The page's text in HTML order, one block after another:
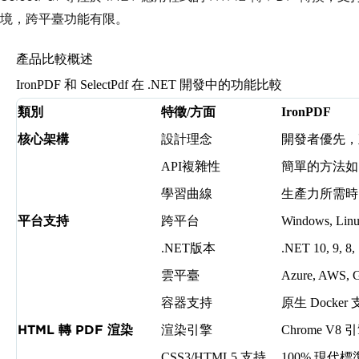
境，跨平臺功能有限。
產品比較概述
IronPDF 和 SelectPdf 在 .NET 開發中的功能比較
類別
特徵/方面
IronPDF
核心架構
設計理念
開發者優先
API複雜性
簡單的方法
學習曲線
生產力所需
平台支持
跨平台
Windows,
.NET版本
.NET 10, 9, 8,
雲平臺
Azure, AWS,
容器支持
原生 Docker
HTML 轉 PDF 渲染
渲染引擎
Chrome V8